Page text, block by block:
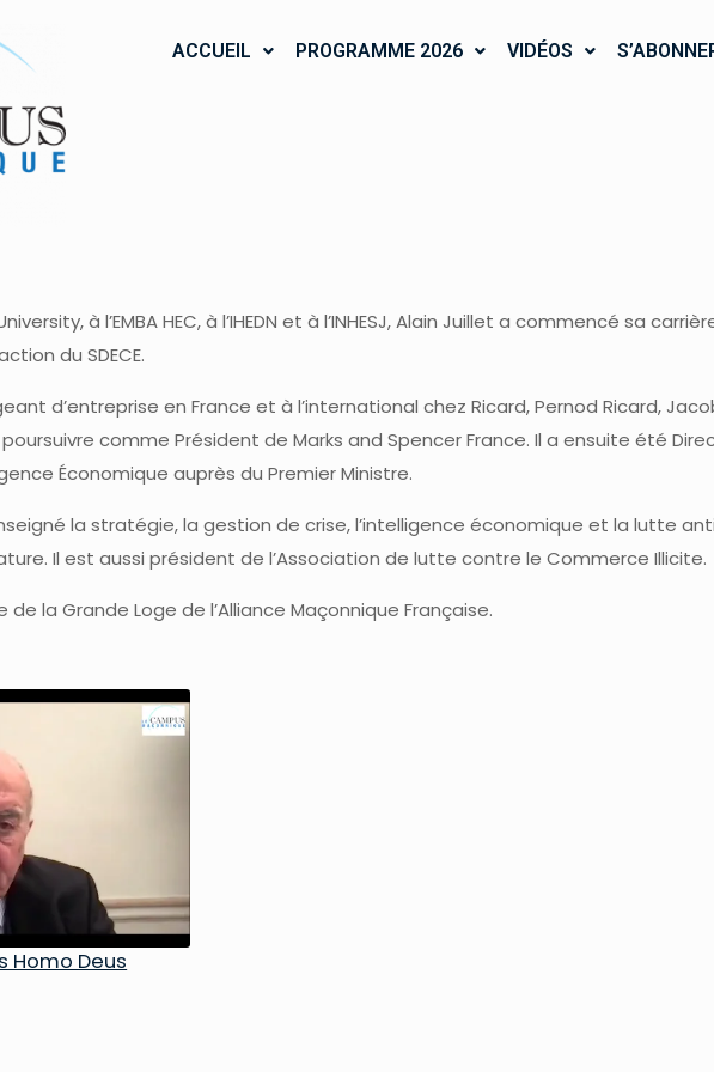
ACCUEIL PROGRAMME 2026 VIDÉOS
à l’EMBA HEC, à l’IHEDN et à l’INHESJ, Alain Juillet a commencé sa
du SDECE.
d’entreprise en France et à l’international chez Ricard, Pernod Ricard,
comme Président de Marks and Spencer France. Il a ensuite été
Économique auprès du Premier Ministre.
la stratégie, la gestion de crise, l’intelligence économique et la lutte
Il est aussi président de l’Association de lutte contre le Commerce Illicite.
la Grande Loge de l’Alliance Maçonnique Française.
Homo Deus